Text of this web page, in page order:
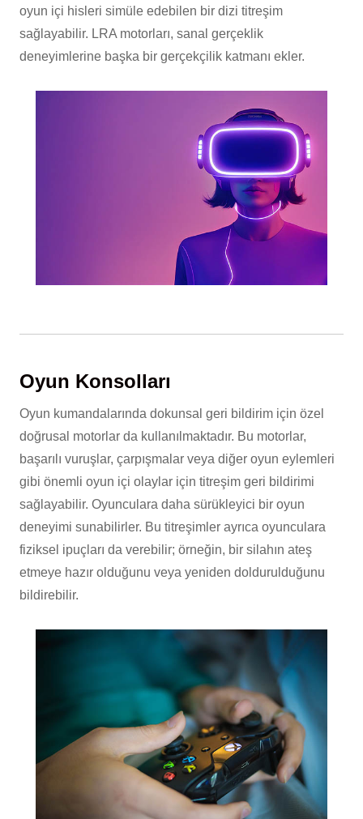
oyun içi hisleri simüle edebilen bir dizi titreşim
sağlayabilir. LRA motorları, sanal gerçeklik
deneyimlerine başka bir gerçekçilik katmanı ekler.
Oyun Konsolları
Oyun kumandalarında dokunsal geri bildirim için özel
doğrusal motorlar da kullanılmaktadır. Bu motorlar,
başarılı vuruşlar, çarpışmalar veya diğer oyun eylemleri
gibi önemli oyun içi olaylar için titreşim geri bildirimi
sağlayabilir. Oyunculara daha sürükleyici bir oyun
deneyimi sunabilirler. Bu titreşimler ayrıca oyunculara
fiziksel ipuçları da verebilir; örneğin, bir silahın ateş
etmeye hazır olduğunu veya yeniden doldurulduğunu
bildirebilir.